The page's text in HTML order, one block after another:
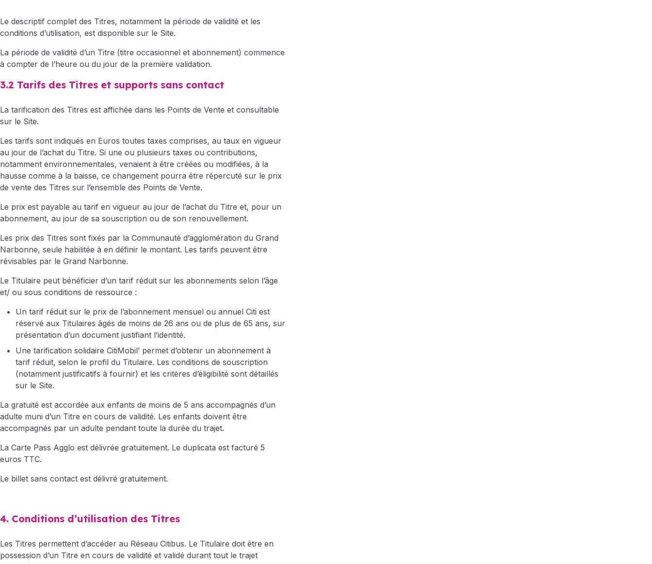
Le descriptif complet des Titres, notamment la période de validité et les
conditions d’utilisation, est disponible sur le Site.
La période de validité d’un Titre (titre occasionnel et abonnement) commence
à compter de l’heure ou du jour de la première validation.
3.2 Tarifs des Titres et supports sans contact
La tarification des Titres est affichée dans les Points de Vente et consultable
sur le Site.
Les tarifs sont indiqués en Euros toutes taxes comprises, au taux en vigueur
au jour de l’achat du Titre. Si une ou plusieurs taxes ou contributions,
notamment environnementales, venaient à être créées ou modifiées, à la
hausse comme à la baisse, ce changement pourra être répercuté sur le prix
de vente des Titres sur l’ensemble des Points de Vente.
Le prix est payable au tarif en vigueur au jour de l’achat du Titre et, pour un
abonnement, au jour de sa souscription ou de son renouvellement.
Les prix des Titres sont fixés par la Communauté d’agglomération du Grand
Narbonne, seule habilitée à en définir le montant. Les tarifs peuvent être
révisables par le Grand Narbonne.
Le Titulaire peut bénéficier d’un tarif réduit sur les abonnements selon l’âge
et/ ou sous conditions de ressource :
Un tarif réduit sur le prix de l’abonnement mensuel ou annuel Citi est
réservé aux Titulaires âgés de moins de 26 ans ou de plus de 65 ans, sur
présentation d’un document justifiant l’identité.
Une tarification solidaire CitiMobil’ permet d’obtenir un abonnement à
tarif réduit, selon le profil du Titulaire. Les conditions de souscription
(notamment justificatifs à fournir) et les critères d’éligibilité sont détaillés
sur le Site.
La gratuité est accordée aux enfants de moins de 5 ans accompagnés d’un
adulte muni d’un Titre en cours de validité. Les enfants doivent être
accompagnés par un adulte pendant toute la durée du trajet.
La Carte Pass Agglo est délivrée gratuitement. Le duplicata est facturé 5
euros TTC.
Le billet sans contact est délivré gratuitement.
4. Conditions d’utilisation des Titres
Les Titres permettent d’accéder au Réseau Citibus. Le Titulaire doit être en
possession d’un Titre en cours de validité et validé durant tout le trajet